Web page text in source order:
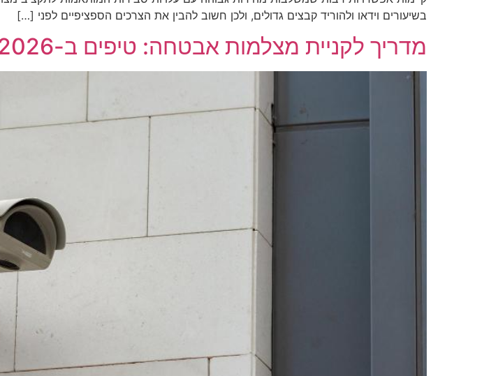
בשיעורים וידאו ולהוריד קבצים גדולים, ולכן חשוב להבין את הצרכים הספציפיים לפני […]
מדריך לקניית מצלמות אבטחה: טיפים ב-2026